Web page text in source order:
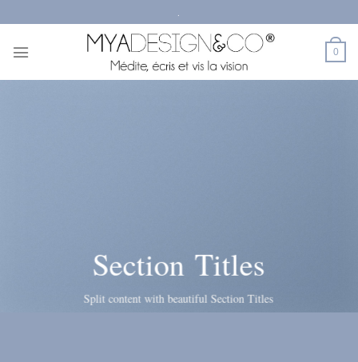
au
contenu
0
Section Titles
Split content with beautiful Section Titles